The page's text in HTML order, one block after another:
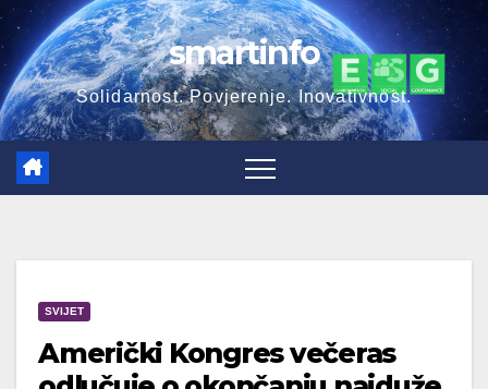
Skip
to
content
smartinfo
Solidarnost. Povjerenje. Inovativnost.
SVIJET
Američki Kongres večeras